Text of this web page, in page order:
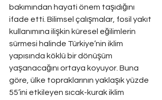
bakımından hayati önem taşıdığını
ifade etti. Bilimsel çalışmalar, fosil yakıt
kullanımına ilişkin küresel eğilimlerin
sürmesi halinde Türkiye’nin iklim
yapısında köklü bir dönüşüm
yaşanacağını ortaya koyuyor. Buna
göre, ülke topraklarının yaklaşık yüzde
55’ini etkileyen sıcak-kurak iklim